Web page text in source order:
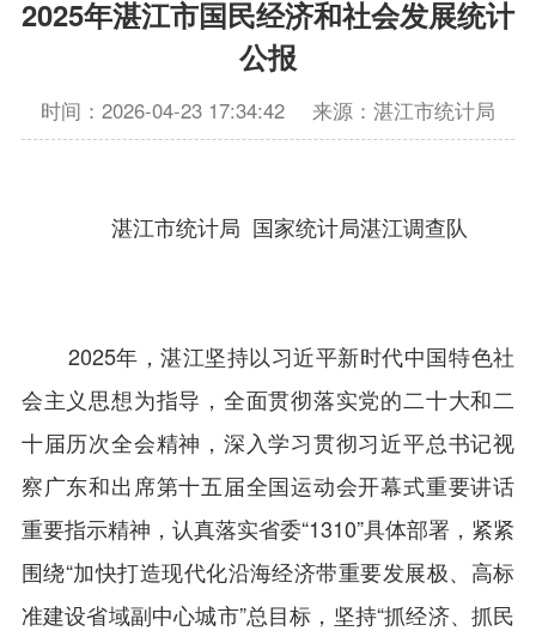
2025年湛江市国民经济和社会发展统计
公报
时间：2026-04-23 17:34:42 来源：湛江市统计局
湛江市统计局 国家统计局湛江调查队
2025年，湛江坚持以习近平新时代中国特色社
会主义思想为指导，全面贯彻落实党的二十大和二
十届历次全会精神，深入学习贯彻习近平总书记视
察广东和出席第十五届全国运动会开幕式重要讲话
重要指示精神，认真落实省委“1310”具体部署，紧紧
围绕“加快打造现代化沿海经济带重要发展极、高标
准建设省域副中心城市”总目标，坚持“抓经济、抓民